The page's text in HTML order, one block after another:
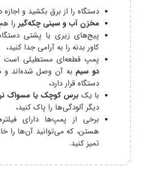
دستگاه را از برق بکشید و
مخزن آب و سینی چکه‌گیر را
پیج‌های زیری یا پشتی
کاور بدنه را به آرامی جدا کنید،
پمپ قطعه‌ای مستطیلی است
دو سیم به آن وصل شده‌اند
دستگاه قرار دارد،
با یک برس کوچک یا مسواک
دیگر آلودگی‌ها را پاک کنید،
برخی از پمپ‌ها دارای
هستن، که می‌توانید آن‌ها را
تمیز کنید.